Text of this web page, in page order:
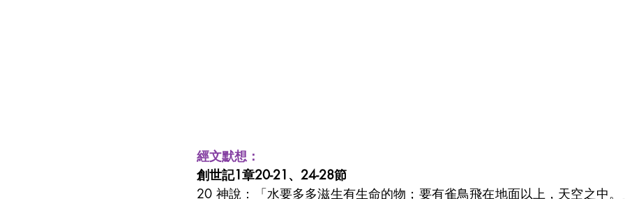
經文默想：
創世記1章20-21、24-28節
20 神說：「水要多多滋生有生命的物；要有雀鳥飛在地面以上，天空之中